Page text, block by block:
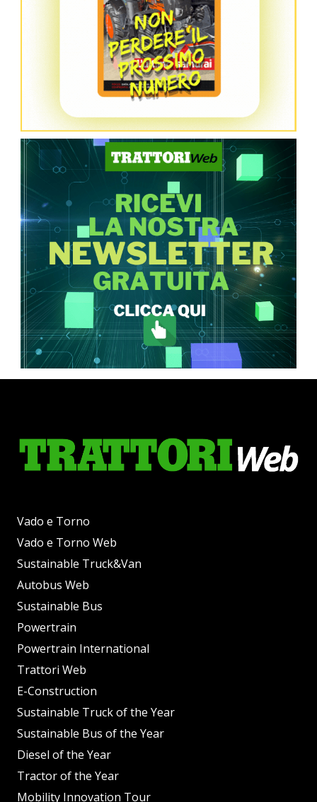
Vado e Torno
Vado e Torno Web
Sustainable Truck&Van
Autobus Web
Sustainable Bus
Powertrain
Powertrain International
Trattori Web
E-Construction
Sustainable Truck of the Year
Sustainable Bus of the Year
Diesel of the Year
Tractor of the Year
Mobility Innovation Tour